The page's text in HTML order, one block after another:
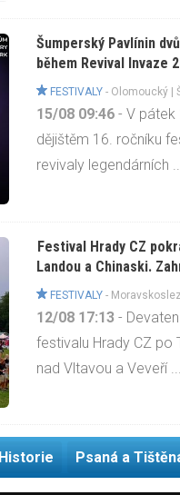
Šumperský Pavlínin
během Revival Invaze
FESTIVALY - Olomoucký |
15/08 09:46 - V pátek
dějištěm 16. ročníku
revivaly legendárních
Festival Hrady CZ
Landou a Chinaski.
FESTIVALY -
12/08 17:13 -
festivalu Hrady CZ po
nad Vltavou a Veveří ...
Historie Psaná a